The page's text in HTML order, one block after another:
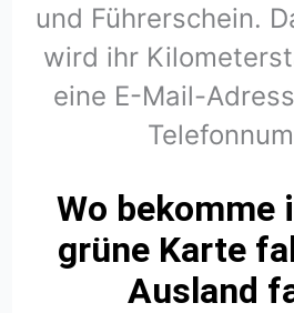
und Führerschein.
wird ihr
eine E-Mail-
Wo bekomme
grüne Karte
Ausland